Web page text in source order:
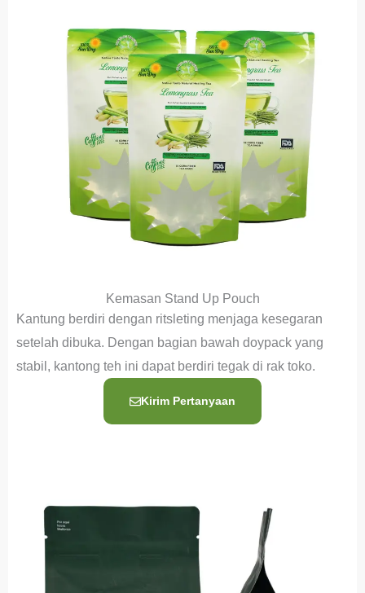
Kemasan Stand Up Pouch
Kantung berdiri dengan ritsleting menjaga kesegaran
setelah dibuka. Dengan bagian bawah doypack yang
stabil, kantong teh ini dapat berdiri tegak di rak toko.
Kirim Pertanyaan